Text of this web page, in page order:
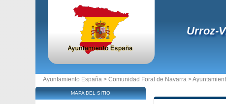
Urroz-
Ayuntamiento España > Comunidad Foral de Navarra >
MAPA DEL SITIO